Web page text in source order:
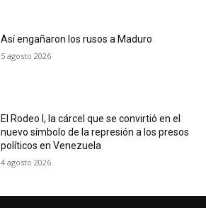
Así engañaron los rusos a Maduro
5 agosto 2026
El Rodeo I, la cárcel que se convirtió en el
nuevo símbolo de la represión a los presos
políticos en Venezuela
4 agosto 2026